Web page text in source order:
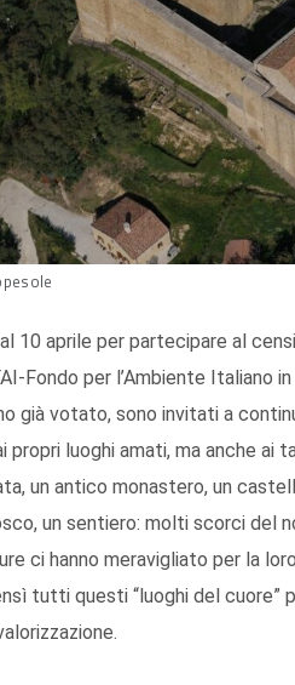
10 aprile per partecipare al
Fondo per l’Ambiente Italiano
già votato, sono invitati a
propri luoghi amati, ma anche ai
un antico monastero, un
un sentiero: molti scorci del
ci hanno meravigliato per la
tutti questi “luoghi del